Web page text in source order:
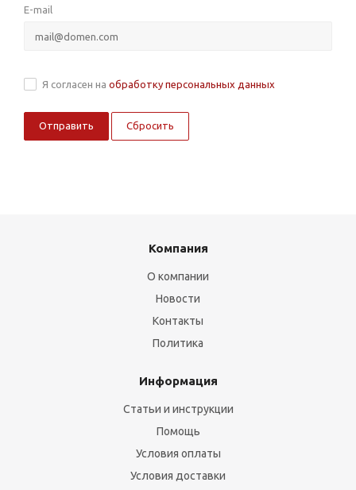
E-mail
Я согласен на обработку персональных данных
Сбросить
Компания
О компании
Новости
Контакты
Политика
Информация
Статьи и инструкции
Помощь
Условия оплаты
Условия доставки